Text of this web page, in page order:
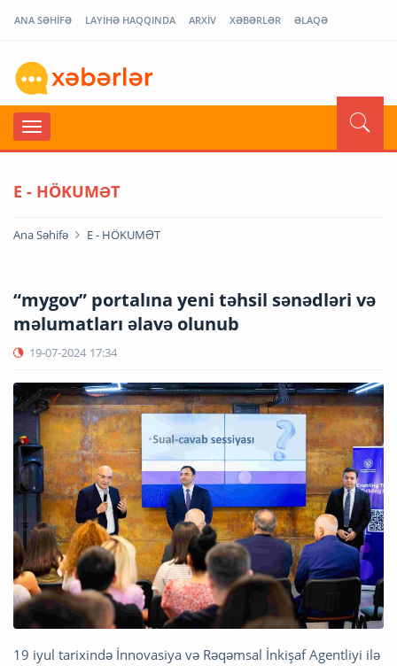
ANA SƏHİFƏ LAYİHƏ HAQQINDA ARXİV XƏBƏRLƏR ƏLAQƏ
E - HÖKUMƏT
Ana Səhifə E - HÖKUMƏT
“mygov” portalına yeni təhsil sənədləri və
məlumatları əlavə olunub
19-07-2024 17:34
19 iyul tarixində İnnovasiya və Rəqəmsal İnkişaf Agentliyi ilə